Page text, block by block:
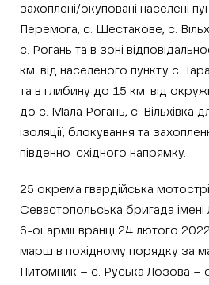
захоплені/окуповані населені
Перемога, с. Шестакове, с.
с. Рогань та в зоні
км. від населеного пункту с.
та в глибину до 15 км. від
до с. Мала Рогань, с. Вільхівка
ізоляції, блокування та
південно-східного напрямку.
25 окрема гвардійська
Севастопольська бригада імені
6-ої армії вранці 24 лютого
марш в похідному порядку за
Питомник – с. Руська Лозова –